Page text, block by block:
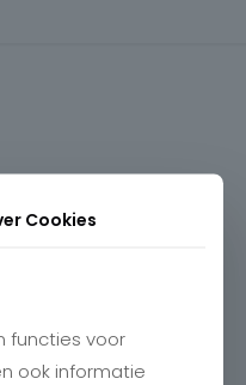
Cookies
functies voor
ook informatie